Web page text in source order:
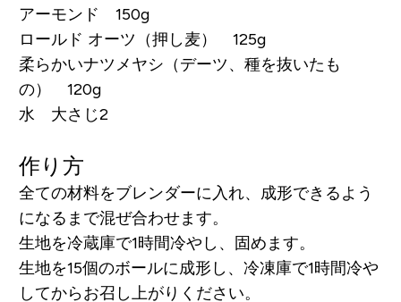
アーモンド 150g
ロールド オーツ（押し麦） 125g
柔らかいナツメヤシ（デーツ、種を抜いたも
の） 120g
水 大さじ2
作り方
全ての材料をブレンダーに入れ、成形できるよう
になるまで混ぜ合わせます。
生地を冷蔵庫で1時間冷やし、固めます。
生地を15個のボールに成形し、冷凍庫で1時間冷や
してからお召し上がりください。